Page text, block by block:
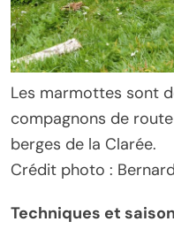
Les marmottes sont
compagnons de
berges de la Clarée.
Crédit photo :
Techniques et